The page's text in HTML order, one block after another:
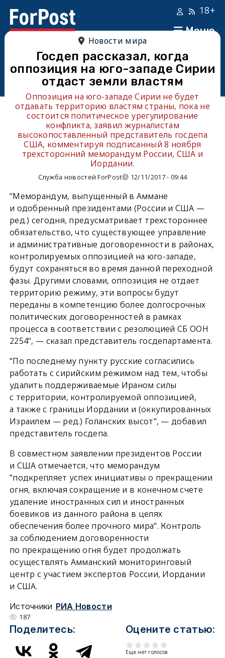
Меню
18+
Новости мира
Госдеп рассказал, когда
оппозиция на юго-западе Сирии
отдаст земли властям
Оппозиция на юго-западе Сирии не будет
отдавать территорию властям страны, пока не
состоится политическое урегулирование
конфликта, заявил журналистам
высокопоставленный представитель госдепа
США, комментируя подписанный 8 ноября
трехсторонний меморандум России, США и
Иордании.
Служба новостей ForPost 12/11/2017 - 09:44
"Меморандум, выпущенный в Аммане
и одобренный президентами (России и США —
ред.) сегодня, предусматривает трехстороннее
обязательство, что существующее управление
и административные договоренности в районах,
контролируемых оппозицией на юго-западе,
будут сохраняться во время данной переходной
фазы. Другими словами, оппозиция не отдает
территорию режиму, эти вопросы будут
переданы в компетенцию более долгосрочных
политических договоренностей в рамках
процесса в соответствии с резолюцией СБ ООН
2254", — сказал представитель госдепартамента.
"По последнему пункту русские согласились
работать с сирийским режимом над тем, чтобы
удалить поддерживаемые Ираном силы
с территории, контролируемой оппозицией,
а также с границы Иордании и (оккупированных
Израилем — ред.) Голанских высот", — добавил
представитель госдепа.
В совместном заявлении президентов России
и США отмечается, что меморандум
"подкрепляет успех инициативы о прекращении
огня, включая сокращение и в конечном счете
удаление иностранных сил и иностранных
боевиков из данного района в целях
обеспечения более прочного мира". Контроль
за соблюдением договоренности
по прекращению огня будет продолжать
осуществлять Амманский мониторинговый
центр с участием экспертов России, Иордании
и США.
Источники РИА Новости
187
Поделитесь: Оцените статью:
Еще нет голосов